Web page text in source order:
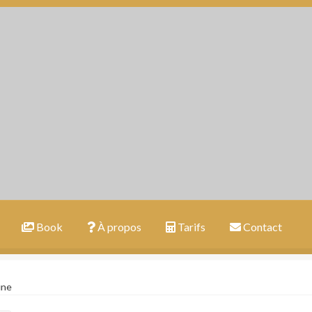
Book À propos Tarifs Contact